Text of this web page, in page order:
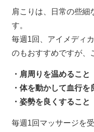
肩こりは、日常の些細
す。
毎週1回、アイメディ
のもおすすめですが、
・肩周りを温めること
・体を動かして血行を
・姿勢を良くすること
毎週1回マッサージを